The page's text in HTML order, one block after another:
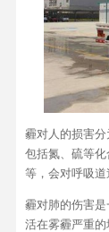
霾对人的损害分
包括氮、硫等
等，会对呼吸道
霾对肺的伤害
活在雾霾严重